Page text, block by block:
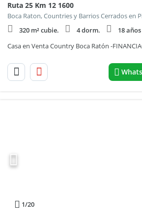
Ruta 25 Km 12 1600
Boca Raton, Countries y Barrios Cerrados en
320 m² cubie.
4 dorm.
18 años
Casa en Venta Country Boca Ratón -
1/20